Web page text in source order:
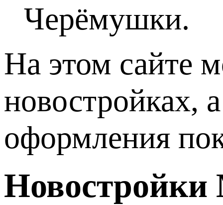
Черёмушки.
На этом сайте
новостройках,
оформления
Новостройки